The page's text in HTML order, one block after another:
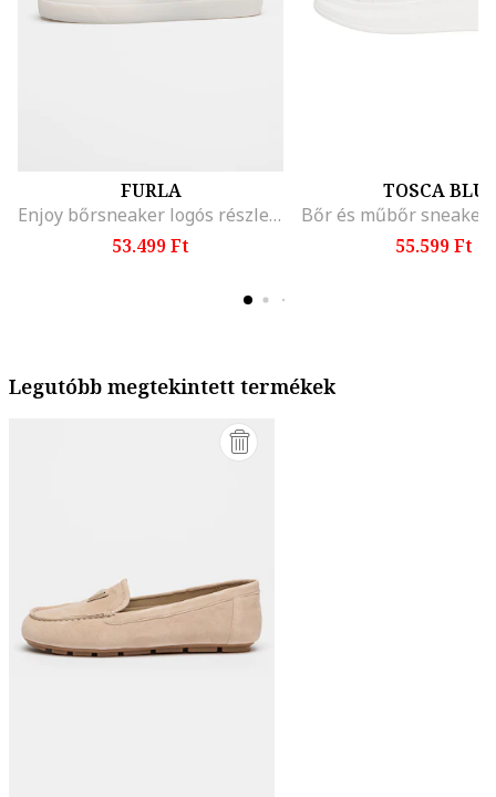
FURLA
Enjoy bőrsneaker logós részlettel az oldalán, Fehér
53.499 Ft
TOSCA BLU
55.599 Ft
Legutóbb megtekintett termékek